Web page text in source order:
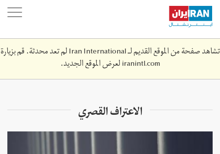
Skip
main
content
تشاهد صفحة من الموقع القديم لـ Iran International لم تعد محدثة. قم بزيارة
iranintl.comلعرض الموقع الجديد.
الاعتراف القصري